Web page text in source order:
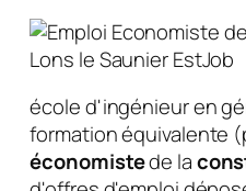
école d'ingénieur en
formation équivalente
économistede la